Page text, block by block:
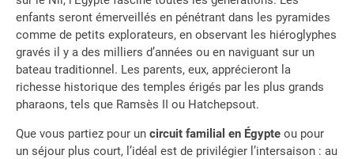
enfants seront émerveillés en pénétrant dans les pyramides
comme de petits explorateurs, en observant les hiéroglyphes
gravés il y a des milliers d’années ou en naviguant sur un
bateau traditionnel. Les parents, eux, apprécieront la
richesse historique des temples érigés par les plus grands
pharaons, tels que Ramsès II ou Hatchepsout.
Que vous partiez pour un circuit familial en Égypte ou pour
un séjour plus court, l’idéal est de privilégier l’intersaison : au